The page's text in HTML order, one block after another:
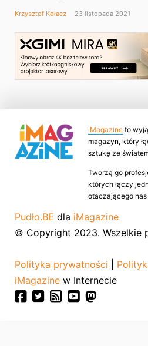
Krzysztof Kołacz 23 listopada 2021
iMagazine to
magazyn, który
sztukę ze
Tworzą go
których łączy
otaczającego nas
Pudło.BE dla iMagazine
© Copyright 2023. Wszelkie
Polityka prywatności
iMagazine w Internecie